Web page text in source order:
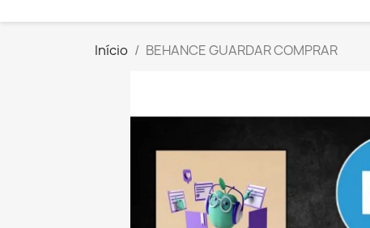
Início BEHANCE GUARDAR COMPRAR